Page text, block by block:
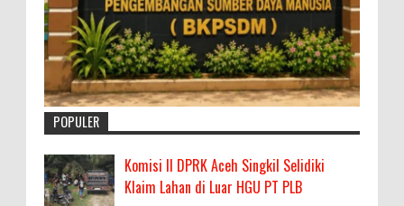
POPULER
Komisi II DPRK Aceh Singkil Selidiki
Klaim Lahan di Luar HGU PT PLB